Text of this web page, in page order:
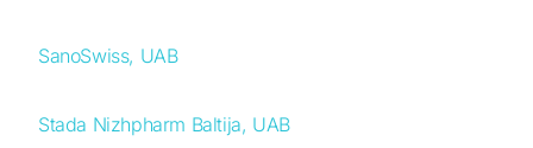
SanoSwiss, UAB
Stada Nizhpharm Baltija, UAB